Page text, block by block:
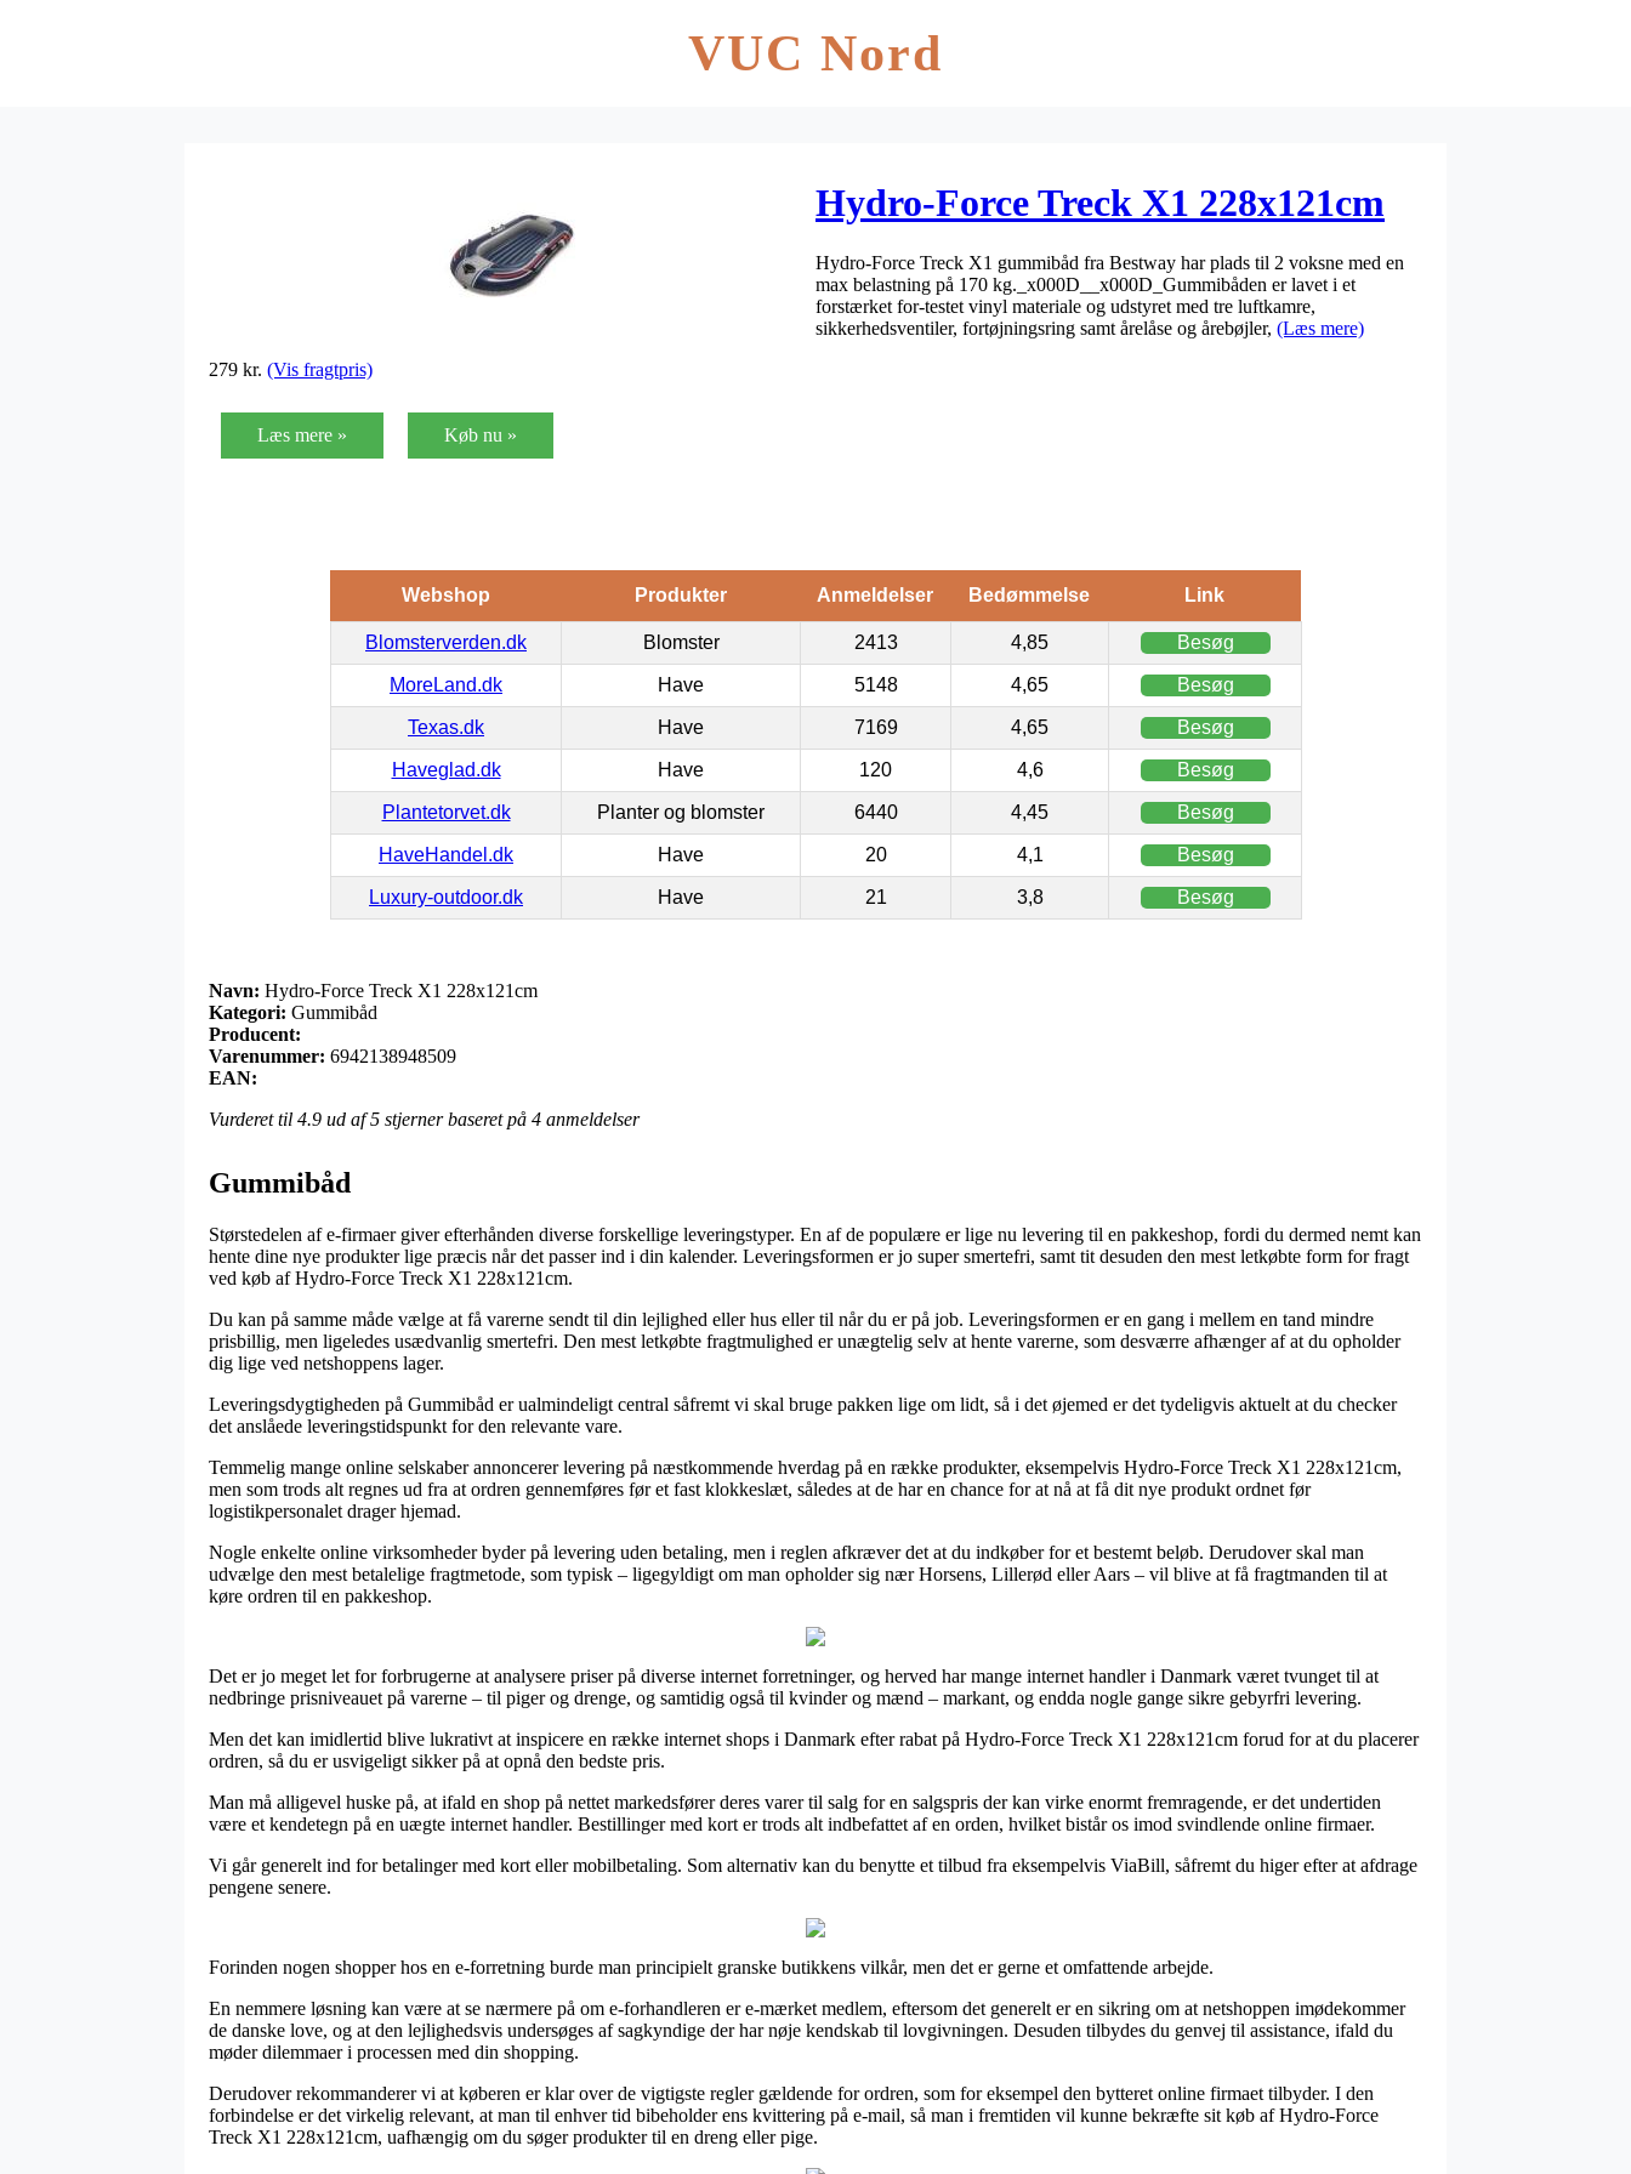
VUC Nord
Hydro-Force Treck X1 228x121cm
Hydro-Force Treck X1 gummibåd fra Bestway har plads til 2 voksne med en
max belastning på 170 kg._x000D__x000D_Gummibåden er lavet i et
forstærket for-testet vinyl materiale og udstyret med tre luftkamre,
sikkerhedsventiler, fortøjningsring samt årelåse og årebøjler, (Læs mere)
279 kr. (Vis fragtpris)
Læs mere » Køb nu »
Webshop Produkter Anmeldelser Bedømmelse Link
Blomsterverden.dk Blomster 2413 4,85 Besøg
MoreLand.dk Have 5148 4,65 Besøg
Texas.dk Have 7169 4,65 Besøg
Haveglad.dk Have 120 4,6 Besøg
Plantetorvet.dk Planter og blomster 6440 4,45 Besøg
HaveHandel.dk Have 20 4,1 Besøg
Luxury-outdoor.dk Have 21 3,8 Besøg
Navn: Hydro-Force Treck X1 228x121cm
Kategori: Gummibåd
Producent:
Varenummer: 6942138948509
EAN:
Vurderet til 4.9 ud af 5 stjerner baseret på 4 anmeldelser
Gummibåd
Størstedelen af e-firmaer giver efterhånden diverse forskellige leveringstyper. En af de populære er lige nu levering til en pakkeshop, fordi du dermed nemt kan
hente dine nye produkter lige præcis når det passer ind i din kalender. Leveringsformen er jo super smertefri, samt tit desuden den mest letkøbte form for fragt
ved køb af Hydro-Force Treck X1 228x121cm.
Du kan på samme måde vælge at få varerne sendt til din lejlighed eller hus eller til når du er på job. Leveringsformen er en gang i mellem en tand mindre
prisbillig, men ligeledes usædvanlig smertefri. Den mest letkøbte fragtmulighed er unægtelig selv at hente varerne, som desværre afhænger af at du opholder
dig lige ved netshoppens lager.
Leveringsdygtigheden på Gummibåd er ualmindeligt central såfremt vi skal bruge pakken lige om lidt, så i det øjemed er det tydeligvis aktuelt at du checker
det anslåede leveringstidspunkt for den relevante vare.
Temmelig mange online selskaber annoncerer levering på næstkommende hverdag på en række produkter, eksempelvis Hydro-Force Treck X1 228x121cm,
men som trods alt regnes ud fra at ordren gennemføres før et fast klokkeslæt, således at de har en chance for at nå at få dit nye produkt ordnet før
logistikpersonalet drager hjemad.
Nogle enkelte online virksomheder byder på levering uden betaling, men i reglen afkræver det at du indkøber for et bestemt beløb. Derudover skal man
udvælge den mest betalelige fragtmetode, som typisk – ligegyldigt om man opholder sig nær Horsens, Lillerød eller Aars – vil blive at få fragtmanden til at
køre ordren til en pakkeshop.
Det er jo meget let for forbrugerne at analysere priser på diverse internet forretninger, og herved har mange internet handler i Danmark været tvunget til at
nedbringe prisniveauet på varerne – til piger og drenge, og samtidig også til kvinder og mænd – markant, og endda nogle gange sikre gebyrfri levering.
Men det kan imidlertid blive lukrativt at inspicere en række internet shops i Danmark efter rabat på Hydro-Force Treck X1 228x121cm forud for at du placerer
ordren, så du er usvigeligt sikker på at opnå den bedste pris.
Man må alligevel huske på, at ifald en shop på nettet markedsfører deres varer til salg for en salgspris der kan virke enormt fremragende, er det undertiden
være et kendetegn på en uægte internet handler. Bestillinger med kort er trods alt indbefattet af en orden, hvilket bistår os imod svindlende online firmaer.
Vi går generelt ind for betalinger med kort eller mobilbetaling. Som alternativ kan du benytte et tilbud fra eksempelvis ViaBill, såfremt du higer efter at afdrage
pengene senere.
Forinden nogen shopper hos en e-forretning burde man principielt granske butikkens vilkår, men det er gerne et omfattende arbejde.
En nemmere løsning kan være at se nærmere på om e-forhandleren er e-mærket medlem, eftersom det generelt er en sikring om at netshoppen imødekommer
de danske love, og at den lejlighedsvis undersøges af sagkyndige der har nøje kendskab til lovgivningen. Desuden tilbydes du genvej til assistance, ifald du
møder dilemmaer i processen med din shopping.
Derudover rekommanderer vi at køberen er klar over de vigtigste regler gældende for ordren, som for eksempel den bytteret online firmaet tilbyder. I den
forbindelse er det virkelig relevant, at man til enhver tid bibeholder ens kvittering på e-mail, så man i fremtiden vil kunne bekræfte sit køb af Hydro-Force
Treck X1 228x121cm, uafhængig om du søger produkter til en dreng eller pige.